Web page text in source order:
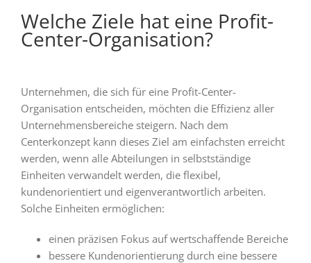
Welche Ziele hat eine Profit-
Center-Organisation?
Unternehmen, die sich für eine Profit-Center-
Organisation entscheiden, möchten die Effizienz aller
Unternehmensbereiche steigern. Nach dem
Centerkonzept kann dieses Ziel am einfachsten erreicht
werden, wenn alle Abteilungen in selbstständige
Einheiten verwandelt werden, die flexibel,
kundenorientiert und eigenverantwortlich arbeiten.
Solche Einheiten ermöglichen:
einen präzisen Fokus auf wertschaffende Bereiche
bessere Kundenorientierung durch eine bessere